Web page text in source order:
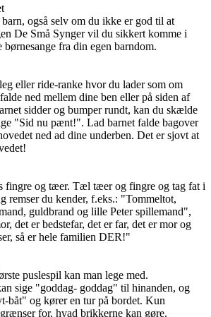
også selv om du ikke er god til at
De Små Synger vil du sikkert komme i
børnesange fra din egen barndom.
eller ride-ranke hvor du lader som om
ned mellem dine ben eller på siden af
sidder og bumper rundt, kan du skælde
"Sid nu pænt!". Lad barnet falde bagover
ned ad dine underben. Det er sjovt at
fingre og tæer. Tæl tæer og fingre og tag fat i
remser du kender, f.eks.: "Tommeltot,
guldbrand og lille Peter spillemand",
det er bedstefar, det er far, det er mor og
så er hele familien DER!"
puslespil kan man lege med.
sige "goddag- goddag" til hinanden, og
båt" og kører en tur på bordet. Kun
for, hvad brikkerne kan gøre.